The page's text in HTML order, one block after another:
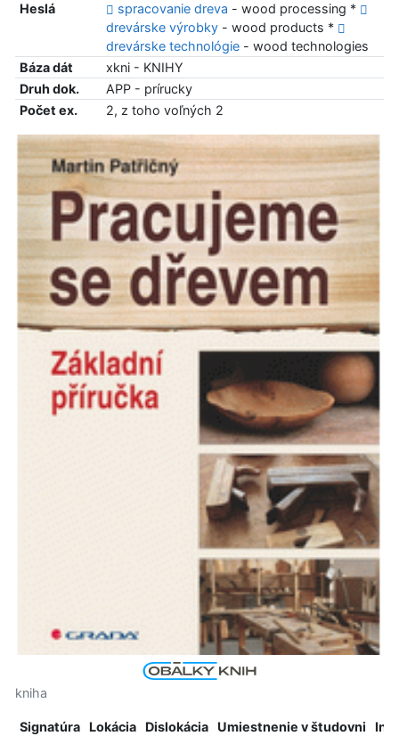
Heslá
spracovanie dreva - wood processing *
drevárske výrobky- wood products *
drevárske technológie- wood technologies
Báza dát
xkni - KNIHY
Druh dok.
APP - prírucky
Počet ex.
2, z toho voľných 2
kniha
Signatúra Lokácia Dislokácia Umiestnenie v študovni
Info